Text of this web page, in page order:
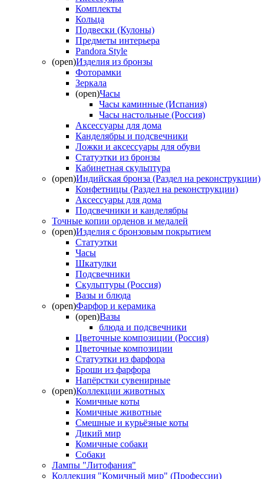
Комплекты
Кольца
Подвески (Кулоны)
Предметы интерьера
Pandora Style
(open)Изделия из бронзы
Фоторамки
Зеркала
(open)Часы
Часы каминные (Испания)
Часы настольные (Россия)
Аксессуары для дома
Канделябры и подсвечники
Ложки и аксессуары для обуви
Статуэтки из бронзы
Кабинетная скульптура
(open)Индийская бронза (Раздел на реконструкции)
Конфетницы (Раздел на реконструкции)
Аксессуары для дома
Подсвечники и канделябры
Точные копии орденов и медалей
(open)Изделия с бронзовым покрытием
Статуэтки
Часы
Шкатулки
Подсвечники
Скульптуры (Россия)
Вазы и блюда
(open)Фарфор и керамика
(open)Вазы
блюда и подсвечники
Цветочные композиции (Россия)
Цветочные композиции
Статуэтки из фарфора
Броши из фарфора
Напёрстки сувенирные
(open)Коллекции животных
Комичные коты
Комичные животные
Смешные и курьёзные коты
Дикий мир
Комичные собаки
Собаки
Лампы "Литофания"
Коллекция "Комичный мир" (Профессии)